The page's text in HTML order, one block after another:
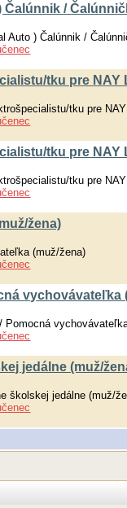
/
Auto ) Čalúnnik /
tku pre NAY
tku pre
tku pre NAY
tku pre
žena)
(muž/žena)
vychovávateľka
jedálne (muž/
školskej jedálne (muž/